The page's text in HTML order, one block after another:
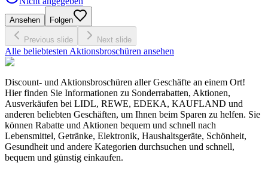
Ansehen Folgen
Previous slide Next slide
Alle beliebtesten Aktionsbroschüren ansehen
Discount- und Aktionsbroschüren aller Geschäfte an einem Ort!
Hier finden Sie Informationen zu Sonderrabatten, Aktionen,
Ausverkäufen bei LIDL, REWE, EDEKA, KAUFLAND und
anderen beliebten Geschäften, um Ihnen beim Sparen zu helfen. Sie
können Rabatte und Aktionen bequem und schnell nach
Lebensmittel, Getränke, Elektronik, Haushaltsgeräte, Schönheit,
Gesundheit und andere Kategorien durchsuchen und schnell,
bequem und günstig einkaufen.